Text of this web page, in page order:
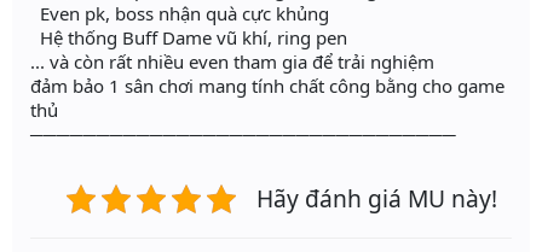
Even pk, boss nhận quà cực khủng
Hệ thống Buff Dame vũ khí, ring pen
... và còn rất nhiều even tham gia để trải nghiệm
đảm bảo 1 sân chơi mang tính chất công bằng cho game
thủ
────────────────────────────────
Hãy đánh giá MU này!